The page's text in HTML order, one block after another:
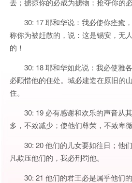
去；掳掠你的必成为掳物；抢夺你的必
30: 17 耶和华说：我必使你痊癒
称你为被赶散的，说：这是锡安，无
的！
30: 18 耶和华如此说：我必使雅
必顾惜他的住处。城必建造在原旧的
住。
30: 19 必有感谢和欢乐的声音从
多，不致减少；使他们尊荣，不致卑微
30: 20 他们的儿女要如往日；他
凡欺压他们的，我必刑罚他。
30: 21 他们的君王必是属乎他们